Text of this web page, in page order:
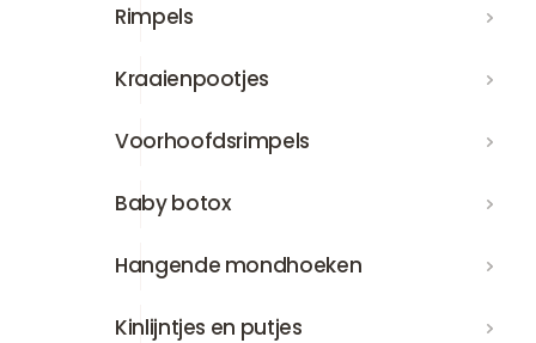
Rimpels
KraaienpootjesKraaienpootjes
Voorhoofdsrimpels
Voorhoofdsrimpels
Baby botoxBaby botox
Hangende mondhoeken
Hangende mondhoeken
Kinlijntjes en putjesKinlijntjes en putjes